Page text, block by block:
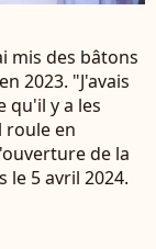
mis des bâtons
2023. "J'avais
qu'il y a les
roule en
de la
le 5 avril 2024.